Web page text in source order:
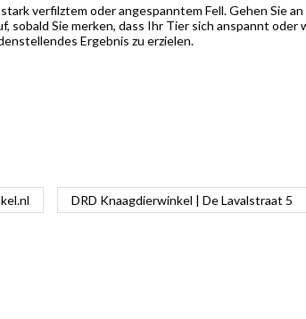
verfilztem oder angespanntem Fell. Gehen Sie
Sie merken, dass Ihr Tier sich anspannt oder
Ergebnis zu erzielen.
DRD Knaagdierwinkel | De Lavalstraat 5